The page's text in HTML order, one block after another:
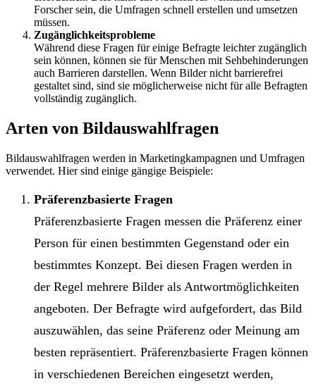
Forscher sein, die Umfragen schnell erstellen und umsetzen
müssen.
Zugänglichkeitsprobleme
Während diese Fragen für einige Befragte leichter zugänglich
sein können, können sie für Menschen mit Sehbehinderungen
auch Barrieren darstellen. Wenn Bilder nicht barrierefrei
gestaltet sind, sind sie möglicherweise nicht für alle Befragten
vollständig zugänglich.
Arten von Bildauswahlfragen
Bildauswahlfragen werden in Marketingkampagnen und Umfragen
verwendet. Hier sind einige gängige Beispiele:
Präferenzbasierte Fragen
Präferenzbasierte Fragen messen die Präferenz einer
Person für einen bestimmten Gegenstand oder ein
bestimmtes Konzept. Bei diesen Fragen werden in
der Regel mehrere Bilder als Antwortmöglichkeiten
angeboten. Der Befragte wird aufgefordert, das Bild
auszuwählen, das seine Präferenz oder Meinung am
besten repräsentiert. Präferenzbasierte Fragen können
in verschiedenen Bereichen eingesetzt werden,